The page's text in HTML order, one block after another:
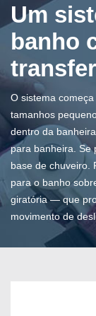
Um
banho
O sistema
tamanhos
dentro da
para banheira. Se
base de chuveiro.
para o banho
giratória — que
movimento de